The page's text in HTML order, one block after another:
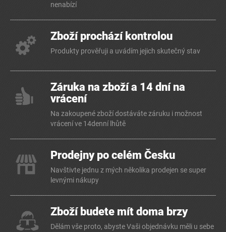
nenabízí
Zboží prochází kontrolou
Produkty prověřuji a uvádím jejich skutečný stav
Záruka na zboží a 14 dní na
vrácení
Na zakoupené zboží dostáváte záruku i možnost
vrácení ve 14denní lhůtě
Prodejny po celém Česku
Navštivte jednu z mých několika prodejen se super
levnými nákupy
Zboží budete mít doma brzy
Dělám vše proto, abyste Vaši objednávku měli u sebe